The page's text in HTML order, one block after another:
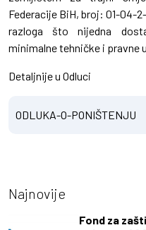
Federacije BiH, broj: 01-04-
razloga što nijedna
minimalne tehničke i
Detaljnije u Odluci
ODLUKA-O-PONIŠTENJU
Najnovije
Fond za